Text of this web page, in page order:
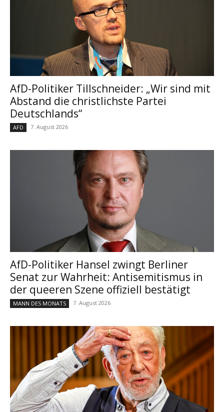
AfD-Politiker Tillschneider: „Wir sind mit
Abstand die christlichste Partei
Deutschlands“
AFD 7. August 2026
AfD-Politiker Hansel zwingt Berliner
Senat zur Wahrheit: Antisemitismus in
der queeren Szene offiziell bestätigt
MANN DES MONATS 7. August 2026